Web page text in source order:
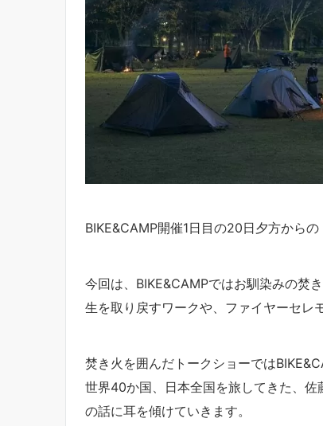
BIKE&CAMP開催1日目の20日夕方から
今回は、BIKE&CAMPではお馴染みの焚
生を取り戻すワークや、ファイヤーセレ
焚き火を囲んだトークショーでは
世界40か国、日本全国を旅してきた、佐
の話に耳を傾けていきます。